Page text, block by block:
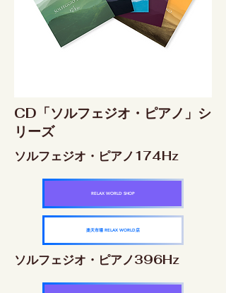
CD「ソルフェジオ・ピアノ」シ
リーズ
ソルフェジオ・ピアノ174Hz
RELAX WORLD SHOP
楽天市場 RELAX WORLD店
ソルフェジオ・ピアノ396Hz